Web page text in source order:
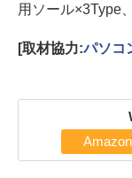
用ソール×3Type
[取材協力:パソコ